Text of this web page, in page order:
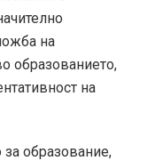
на
образованието,
на
образование,